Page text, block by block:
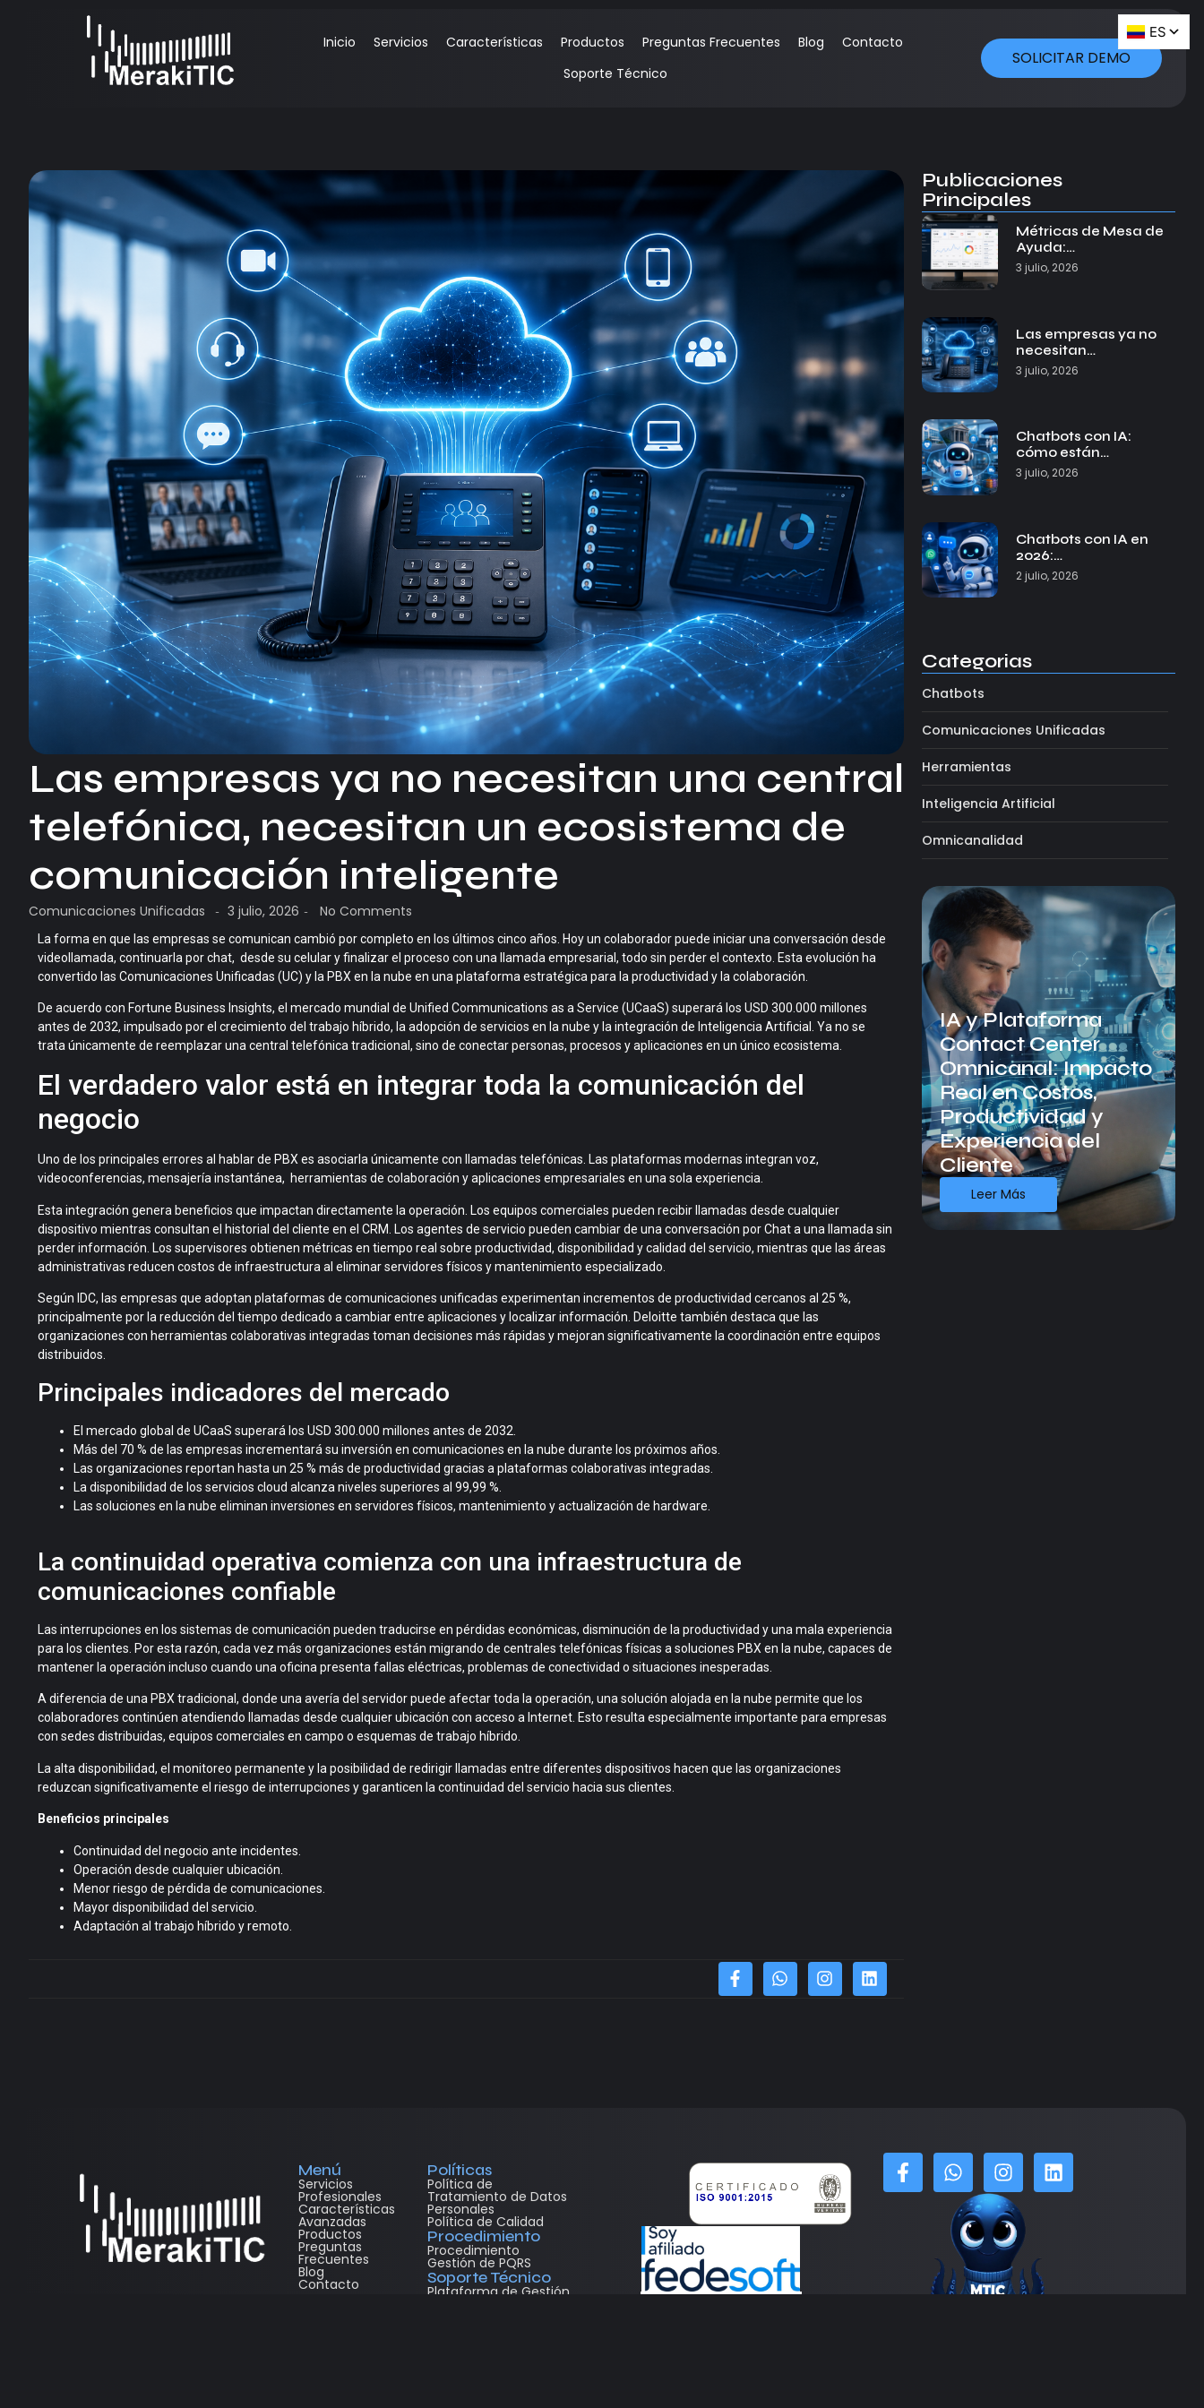
Inicio Servicios Características Productos Preguntas Frecuentes Blog
Contacto
Soporte Técnico
SOLICITAR DEMO
Las empresas ya no necesitan una central
telefónica, necesitan un ecosistema de
comunicación inteligente
Comunicaciones Unificadas - 3 julio, 2026 - No Comments
La forma en que las empresas se comunican cambió por completo en los últimos cinco años. Hoy un colaborador puede iniciar una conversación desde
videollamada, continuarla por chat, desde su celular y finalizar el proceso con una llamada empresarial, todo sin perder el contexto. Esta evolución ha
convertido las Comunicaciones Unificadas (UC) y la PBX en la nube en una plataforma estratégica para la productividad y la colaboración.
De acuerdo con Fortune Business Insights, el mercado mundial de Unified Communications as a Service (UCaaS) superará los USD 300.000 millones
antes de 2032, impulsado por el crecimiento del trabajo híbrido, la adopción de servicios en la nube y la integración de Inteligencia Artificial. Ya no se
trata únicamente de reemplazar una central telefónica tradicional, sino de conectar personas, procesos y aplicaciones en un único ecosistema.
El verdadero valor está en integrar toda la comunicación del
negocio
Uno de los principales errores al hablar de PBX es asociarla únicamente con llamadas telefónicas. Las plataformas modernas integran voz,
videoconferencias, mensajería instantánea, herramientas de colaboración y aplicaciones empresariales en una sola experiencia.
Esta integración genera beneficios que impactan directamente la operación. Los equipos comerciales pueden recibir llamadas desde cualquier
dispositivo mientras consultan el historial del cliente en el CRM. Los agentes de servicio pueden cambiar de una conversación por Chat a una llamada sin
perder información. Los supervisores obtienen métricas en tiempo real sobre productividad, disponibilidad y calidad del servicio, mientras que las áreas
administrativas reducen costos de infraestructura al eliminar servidores físicos y mantenimiento especializado.
Según IDC, las empresas que adoptan plataformas de comunicaciones unificadas experimentan incrementos de productividad cercanos al 25 %,
principalmente por la reducción del tiempo dedicado a cambiar entre aplicaciones y localizar información. Deloitte también destaca que las
organizaciones con herramientas colaborativas integradas toman decisiones más rápidas y mejoran significativamente la coordinación entre equipos
distribuidos.
Principales indicadores del mercado
El mercado global de UCaaS superará los USD 300.000 millones antes de 2032.
Más del 70 % de las empresas incrementará su inversión en comunicaciones en la nube durante los próximos años.
Las organizaciones reportan hasta un 25 % más de productividad gracias a plataformas colaborativas integradas.
La disponibilidad de los servicios cloud alcanza niveles superiores al 99,99 %
Las soluciones en la nube eliminan inversiones en servidores físicos, mantenimiento y actualización de hardware.
La continuidad operativa comienza con una infraestructura de
comunicaciones confiable
Las interrupciones en los sistemas de comunicación pueden traducirse en pérdidas económicas, disminución de la productividad y una mala experiencia
para los clientes. Por esta razón, cada vez más organizaciones están migrando de centrales telefónicas físicas a soluciones PBX en la nube, capaces de
mantener la operación incluso cuando una oficina presenta fallas eléctricas, problemas de conectividad o situaciones inesperadas.
A diferencia de una PBX tradicional, donde una avería del servidor puede afectar toda la operación, una solución alojada en la nube permite que los
colaboradores continúen atendiendo llamadas desde cualquier ubicación con acceso a Internet. Esto resulta especialmente importante para empresas
con sedes distribuidas, equipos comerciales en campo o esquemas de trabajo híbrido.
La alta disponibilidad, el monitoreo permanente y la posibilidad de redirigir llamadas entre diferentes dispositivos hacen que las organizaciones
reduzcan significativamente el riesgo de interrupciones y garanticen la continuidad del servicio hacia sus clientes.
Beneficios principales
Continuidad del negocio ante incidentes.
Operación desde cualquier ubicación.
Menor riesgo de pérdida de comunicaciones.
Mayor disponibilidad del servicio.
Adaptación al trabajo híbrido y remoto.
Publicaciones
Principales
Métricas de Mesa de
Ayuda:…
3 julio, 2026
Las empresas ya no
necesitan…
3 julio, 2026
Chatbots con IA:
cómo están…
3 julio, 2026
Chatbots con IA en
2026:…
2 julio, 2026
Categorias
Chatbots
Comunicaciones Unificadas
Herramientas
Inteligencia Artificial
Omnicanalidad
IA y Plataforma
Contact Center
Omnicanal: Impacto
Real en Costos,
Productividad y
Experiencia del
Cliente
Leer Más
Menú
Servicios
Profesionales
Características
Avanzadas
Productos
Preguntas
Frecuentes
Blog
Contacto
Políticas
Política de
Tratamiento de Datos
Personales
Política de Calidad
Procedimiento
Procedimiento
Gestión de PQRS
Soporte Técnico
Plataforma de Gestión